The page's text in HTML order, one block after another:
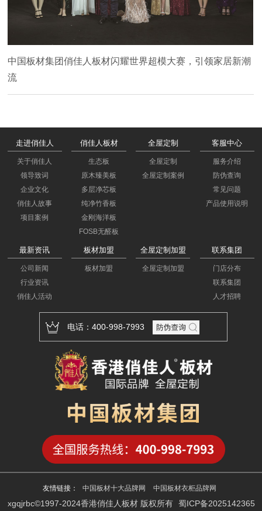
中国板材集团俏佳人板材闪耀世界超模大赛，引领家居新潮
流
走进俏佳人
关于俏佳人
领导致词
企业文化
俏佳人故事
项目案例
俏佳人板材
生态板
原木臻美板
多层净芯板
纯净竹香板
金刚海洋板
FOSB无醛板
全屋定制
全屋定制
全屋定制案例
客服中心
服务介绍
防伪查询
常见问题
产品使用说明
最新资讯
公司新闻
行业资讯
俏佳人活动
板材加盟
板材加盟
全屋定制加盟
全屋定制加盟
联系集团
门店分布
联系集团
人才招聘
电话：400-998-7993
友情链接： 中国板材十大品牌网 中国板材衣柜品牌网
xgqjrbc©1997-2024香港俏佳人板材 版权所有 蜀ICP备2025142365